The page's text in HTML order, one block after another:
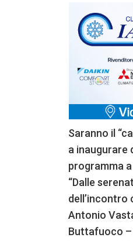
Saranno il
a inaugurare
programma
“Dalle
dell’incontro
Antonio
Buttafuoco –